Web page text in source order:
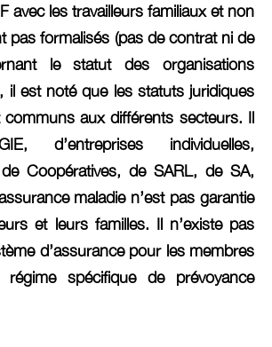
avec les travailleurs familiaux et non
pas formalisés (pas de contrat ni de
le statut des organisations
il est noté que les statuts juridiques
aux différents secteurs. Il
d’entreprises individuelles,
de Coopératives, de SARL, de SA,
maladie n’est pas garantie
et leurs familles. Il n’existe pas
d’assurance pour les membres
spécifique de prévoyance